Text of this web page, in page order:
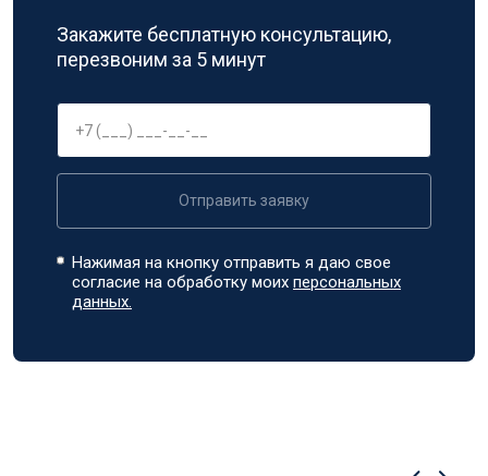
Закажите бесплатную консультацию,
перезвоним за 5 минут
Отправить заявку
Нажимая на кнопку отправить я даю свое
согласие на обработку моихперсональных
данных.